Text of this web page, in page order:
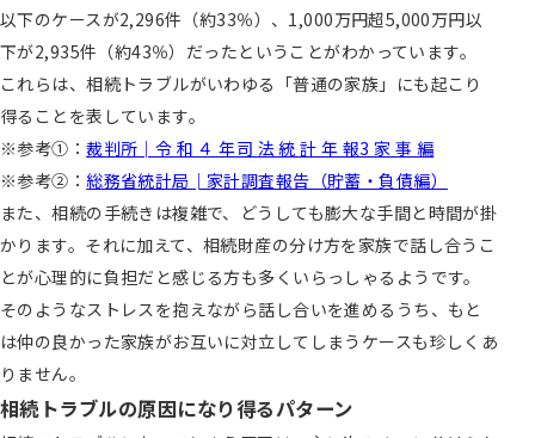
以下のケースが2,296件（約33％）、1,000万円超5,000万円以
下が2,935件（約43％）だったということがわかっています。
これらは、相続トラブルがいわゆる「普通の家族」にも起こり
得ることを表しています。
※参考①：裁判所│令 和 ４ 年司 法 統 計 年 報3 家 事 編
※参考②：総務省統計局│家計調査報告（貯蓄・負債編）
また、相続の手続きは複雑で、どうしても膨大な手間と時間が掛
かります。それに加えて、相続財産の分け方を家族で話し合うこ
とが心理的に負担だと感じる方も多くいらっしゃるようです。
そのようなストレスを抱えながら話し合いを進めるうち、もと
は仲の良かった家族がお互いに対立してしまうケースも珍しくあ
りません。
相続トラブルの原因になり得るパターン